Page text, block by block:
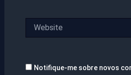
Notifique-me sobre novos